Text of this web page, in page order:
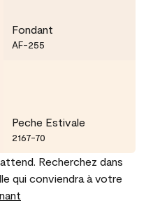
Fondant
AF-255
Peche Estivale
2167-70
Recherchez dans
qui conviendra à votre